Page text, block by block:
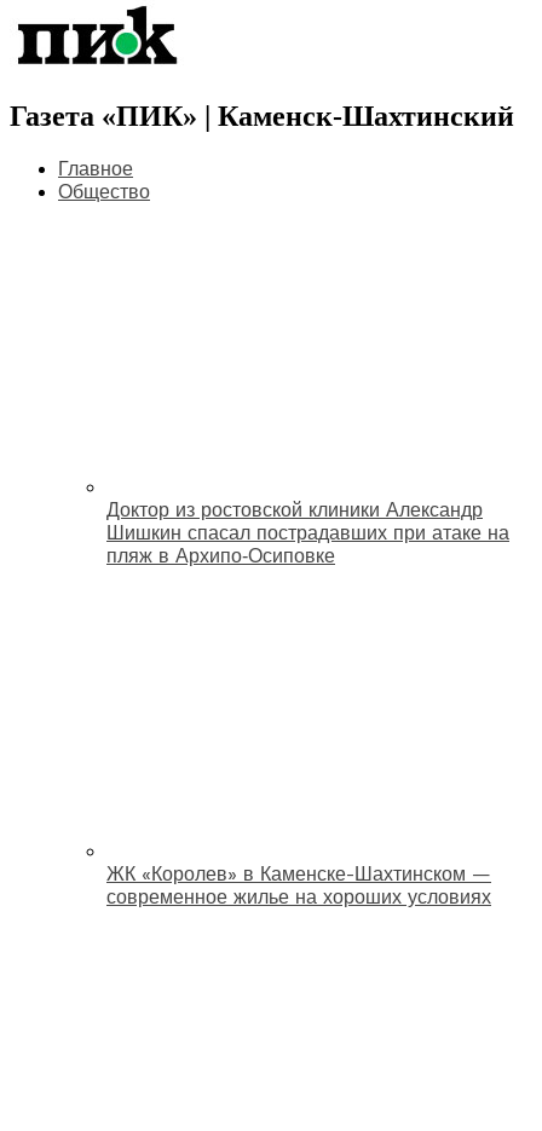
Газета «ПИК» | Каменск-Шахтинский
Главное
Общество
Доктор из ростовской клиники Александр
Шишкин спасал пострадавших при атаке на
пляж в Архипо‑Осиповке
ЖК «Королев» в Каменске-Шахтинском —
современное жилье на хороших условиях